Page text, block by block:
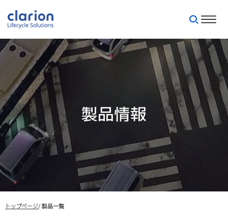
製品情報
トップページ 製品一覧